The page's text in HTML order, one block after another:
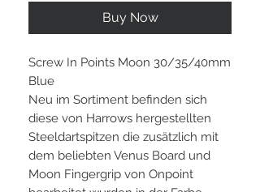
Buy Now
Screw In Points Moon 30/35/40mm
Blue
Neu im Sortiment befinden sich
diese von Harrows hergestellten
Steeldartspitzen die zusätzlich mit
dem beliebten Venus Board und
Moon Fingergrip von Onpoint